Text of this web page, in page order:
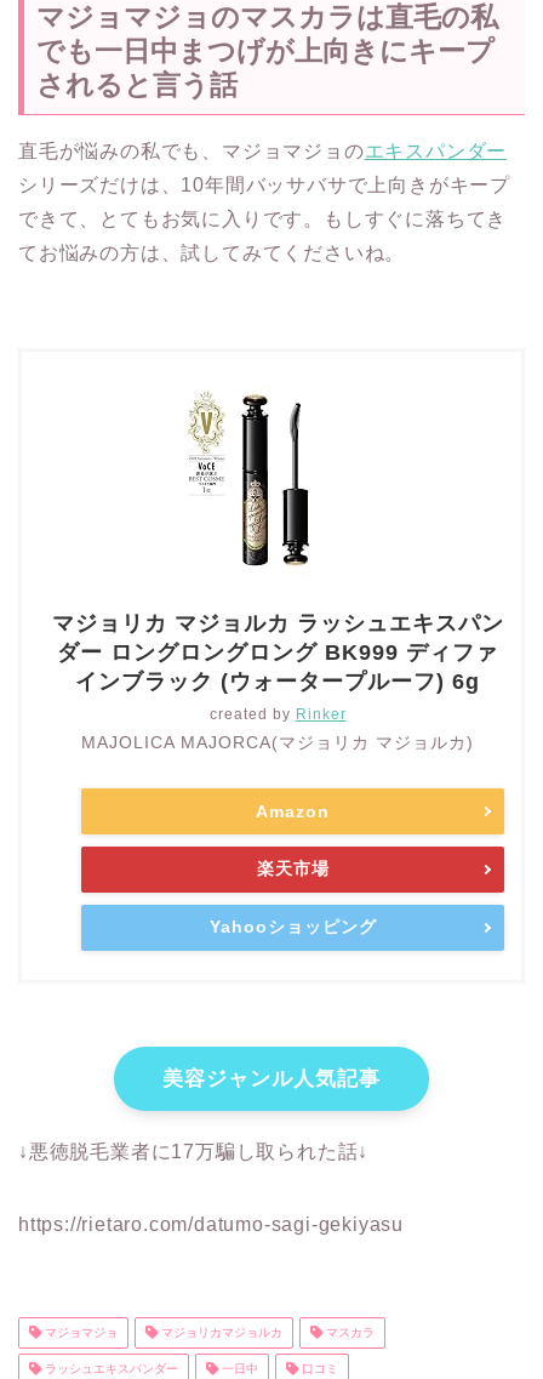
マジョマジョのマスカラは直毛の私
でも一日中まつげが上向きにキープ
されると言う話
直毛が悩みの私でも、マジョマジョのエキスパンダー
シリーズだけは、10年間バッサバサで上向きがキープ
できて、とてもお気に入りです。もしすぐに落ちてき
てお悩みの方は、試してみてくださいね。
マジョリカ マジョルカ ラッシュエキスパン
ダー ロングロングロング BK999 ディファ
インブラック (ウォータープルーフ) 6g
created by Rinker
MAJOLICA MAJORCA(マジョリカ マジョルカ)
Amazon
楽天市場
Yahooショッピング
美容ジャンル人気記事
↓悪徳脱毛業者に17万騙し取られた話↓
https://rietaro.com/datumo-sagi-gekiyasu
マジョマジョ マジョリカマジョルカ マスカラ
ラッシュエキスパンダー 一日中 口コミ